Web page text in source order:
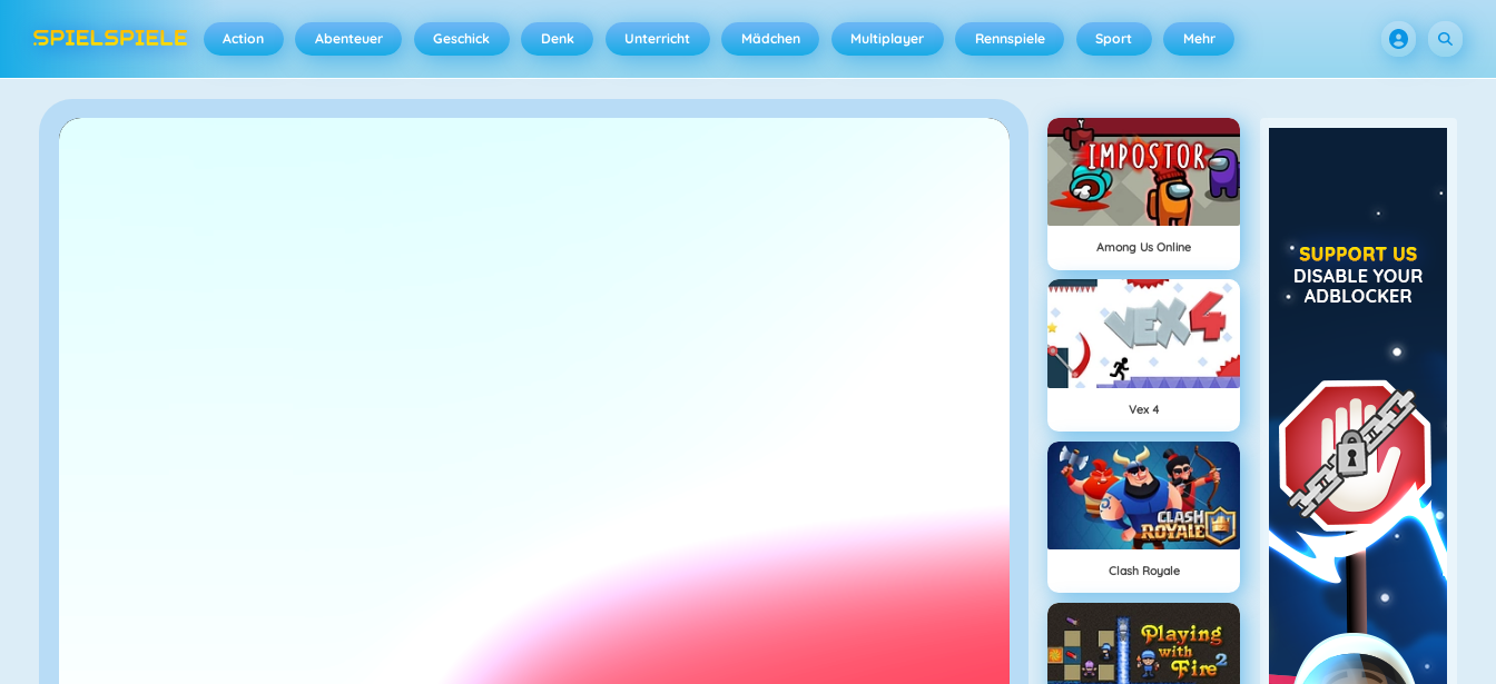
Action Abenteuer Geschick Denk Unterricht Mädchen Multiplayer Rennspiele Sport Mehr
Among Us Online
Vex 4
Clash Royale